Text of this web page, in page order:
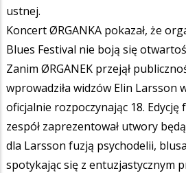
ustnej.
Koncert ØRGANKA pokazał, że
Blues Festival nie boją się
Zanim ØRGANEK przejął
wprowadziła widzów Elin Larsson
oficjalnie rozpoczynając 18. Edycję
zespół zaprezentował utwory
dla Larsson fuzją psychodelii,
spotykając się z entuzjastycznym